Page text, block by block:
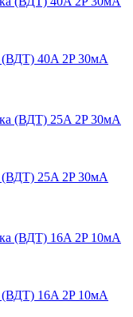
(ВДТ) 40A 2P 30мА
(ВДТ) 25A 2P 30мА
(ВДТ) 16A 2P 10мА